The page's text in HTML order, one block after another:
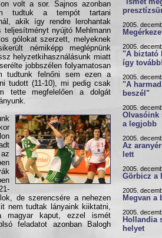
volt a sor. Sajnos azonban
tudtuk a tempót tartani
akik így rendre lerohantak
nyújtó Mehlmann
gólokat szerzett, melyeknek
némiképp meglépnünk
helyzetkihasználásunk miatt
jobbszélen folyamatosan
tudtunk felnőni sem ezen a
tudott (11-10), mi pedig csak
tette megfelelően a dolgát
de szerencsére a nehezen
nem tudtak lányaink kiiktatni,
magyar kaput, ezzel ismét
feladatot azonban Balogh
"Ismét
2005.
2005.
"A biztató
így
2005.
"A
beszél"
2005.
Olvasóink
a legjobb
2005.
Az
lett
2005.
Görbicz a
2005.
Megvan a
2005.
Hollandia
helyet